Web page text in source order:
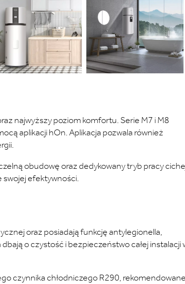
najwyższy poziom komfortu. Serie M7 i M8
aplikacji hOn. Aplikacja pozwala również
obudowę oraz dedykowany tryb pracy
swojej efektywności.
oraz posiadają funkcję antylegionella,
o czystość i bezpieczeństwo całej instalacji
czynnika chłodniczego R290,